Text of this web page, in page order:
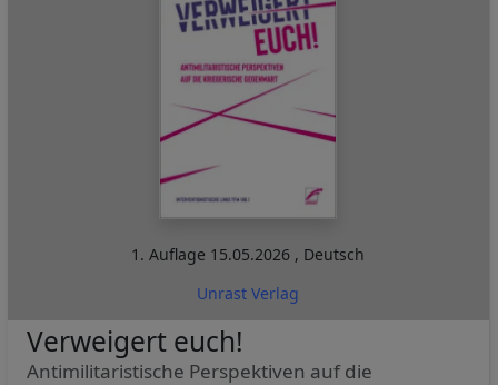
1. Auflage 15.05.2026 , Deutsch
Unrast Verlag
Verweigert euch!
Antimilitaristische Perspektiven auf die